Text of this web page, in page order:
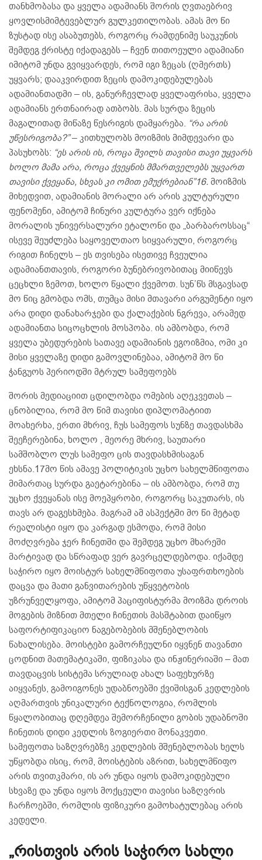
თანხმობასა და ყველა ადამიანს შორის ღვთაებრივ
ყოვლისმიმტევებლურ გულკეთილობას. ამას მო წი
ზუსტად ისე ასაბუთებს, როგორც რამდენიმე საუკუნის
შემდეგ ქრისტე იქადაგებს – ჩვენ თითოეული ადამიანი
იმიტომ უნდა გვიყვარდეს, რომ იგი ზეცას (ღმერთს)
უყვარს; დააკვირდით ზეცის დამოკიდებულებას
ადამიანთადმი – ის, განურჩევლად ყველაფრისა, ყველა
ადამიანს ერთნაირად ათბობს. მას სურდა ზეცის
მაგალითად მიწაზე წესრიგის დამყარება. “რა არის
უწესრიგობა?”– კითხულობს მოიზმის მიმდევარი და
პასუხობს: “ეს არის ის, როცა შვილს თავისი თავი უყვარს
ხოლო მამა არა, როცა ქვეყნის მმართველებს უყვართ
თავისი ქვეყანა, სხვას კი ომით ემუქრებიან”16.მოიზმის
მიხედვით, ადამიანის მორალი არ არის კულტურული
ფენომენი, ამიტომ ჩინური კულტურა ვერ იქნება
მორალის უნივერსალური ეტალონი და „ბარბაროსსაც“
ისევე შეუძლება საყოველთაო სიყვარული, როგორც
რიგით ჩინელს – ეს თვისება ისეთივე ჩვეულია
ადამიანთთავის, როგორი ბუნებრივობითაც მიიწევს
ცეცხლი ზემოთ, ხოლო წყალი ქვემოთ. სუნ’წს მსგავსად
მო წიც გმობდა ომს, თუმცა მისი მთავარი არგუმენტი იყო
არა დიდი დანახარჯები და ქალაქების ნგრევა, არამედ
ადამიანთა სიცოცხლის მოსპობა. ის ამბობდა, რომ
ყველა უბედურების სათავე ადამიანის ეგოიზმია, ომი კი
მისი ყველაზე დიდი გამოვლინებაა, ამიტომ მო წი
ჭანგუოს პერიოდში მტრულ სამეფოებს
შორის მედიაციით ცდილობდა ომების აღეკვეთას –
ცნობილია, რომ მო წიმ თავისი დიპლომატიით
მოახერხა, ერთი მხრივ, ჩუს სამეფოს სუნზე თავდასხმა
შეეჩერებინა, ხოლო , მეორე მხრივ, საუთარი
სამშობლო ლუს სამეფო ცის თავდასხმისაგან
ეხსნა.17მო წის ამავე პოლიტიკის უცხო სახელმწიფოთა
მიმართაც სურდა გაეტარებინა – ის ამბობდა, რომ თუ
უცხო ქვეყანას ისე მოეპყრობი, როგორც საკუთარს, ის
თავს არ დაგესხმება. მაგრამ ამ ასპექტში მო წი მეტად
რეალისტი იყო და კარგად ესმოდა, რომ მისი
მოძღვრება ჯერ ჩინეთში და შემდეგ უცხო მხარეში
მარტივად და სწრაფად ვერ გავრცელდებოდა. იქამდე
საჭირო იყო მოისტურ სახელმწიფოთა უსაფრთხოების
დაცვა და მათი განვითარების უწყვეტობის
უზრუნველყოფა, ამიტომ პაციფისტურმა მოიზმა დროის
მოგების მიზნით მთელი ჩინეთის მასშტაბით დაიწყო
საფორტიფიკაციო ნაგებობების მშენებლობის
წახალისება. მოისტები გამორჩეულნი იყვნენ თავანთი
ცოდნით მათემატიკაში, ფიზიკასა და ინჟინერიაში – მათ
თავდაცვის სისტემა სრულიად ახალ საფეხურზე
აიყვანეს, გამოიგონეს უდაბნოებში ქვიშისგან კედლების
აღმართვის უნიკალური ტექნოლოგია, რომლის
წყალობითაც დღემდეა შემორჩენილი გობის უდაბნოში
ჩინეთის დიდი კედლის ზოგიერთი მონაკვეთი.
სამეფოთა საზღვრებზე კედლების მშენებლობას ხელს
უწყობდა ისიც, რომ, მოისტების აზრით, სახელმწიფო
არის თვითკმარი, ის არ უნდა იყოს დამოკიდებული
სხვაზე და უნდა იყოს მოქცეული თავისი საზღვრის
ჩარჩოებში, რომლის ფიზიკური გამოხატულებაც არის
კედელი.
„რისთვის არის საჭირო სახლი